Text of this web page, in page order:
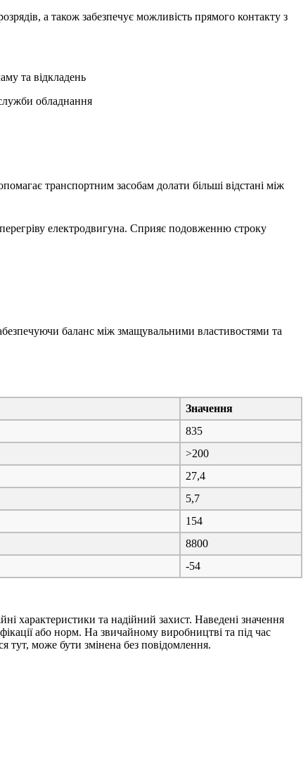
а також забезпечує можливість прямого контакту з
та відкладень
обладнання
транспортним засобам долати більші відстані між
електродвигуна. Сприяє подовженню строку
баланс між змащувальними властивостями та
Значення
835
>200
27,4
5,7
154
8800
-54
характеристики та надійний захист. Наведені значення
або норм. На звичайному виробництві та під час
тут, може бути змінена без повідомлення.